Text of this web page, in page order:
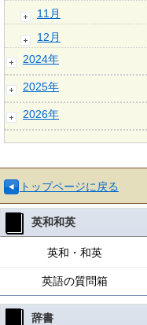
11月
12月
2024年
2025年
2026年
トップページに戻る
英和和英
英和・和英
英語の質問箱
辞書